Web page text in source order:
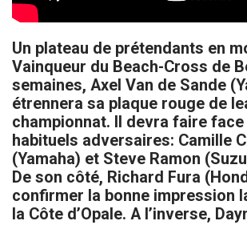
Un plateau de prétendants en
Vainqueur du Beach-Cross de
semaines, Axel Van de Sande
étrennera sa plaque rouge de
championnat. Il devra faire face
habituels adversaires: Camille
(Yamaha) et Steve Ramon
De son côté, Richard Fura
confirmer la bonne impression
la Côte d’Opale. A l’inverse,